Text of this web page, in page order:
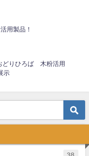
用製品！
どりひろば 木粉活用
示